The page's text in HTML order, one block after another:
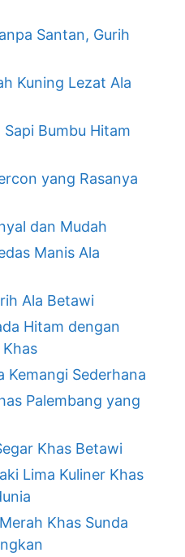
Santan, Gurih
Kuning Lezat Ala
Bumbu Hitam
yang Rasanya
dan Mudah
Manis Ala
Ala Betawi
Hitam dengan
Kemangi Sederhana
Palembang yang
Khas Betawi
Lima Kuliner Khas
Khas Sunda